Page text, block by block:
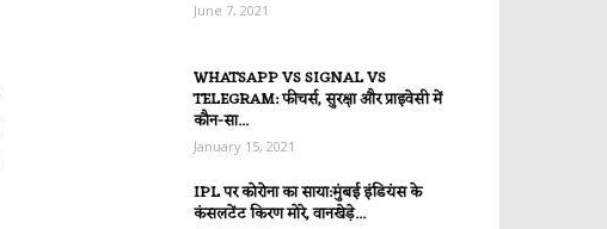
June 7, 2021
WHATSAPP VS SIGNAL VS
TELEGRAM: फीचर्स, सुरक्षा और प्राइवेसी में
कौन-सा...
January 15, 2021
IPL पर कोरोना का साया:मुंबई इंडियंस के
कंसलटेंट किरण मोरे, वानखेड़े...